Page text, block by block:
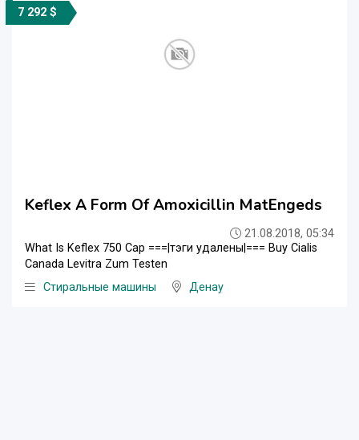
7 292 $
Keflex A Form Of Amoxicillin MatEngeds
21.08.2018, 05:34
What Is Keflex 750 Cap ===|тэги удалены|=== Buy Cialis
Canada Levitra Zum Testen
Стиральные машины
Денау